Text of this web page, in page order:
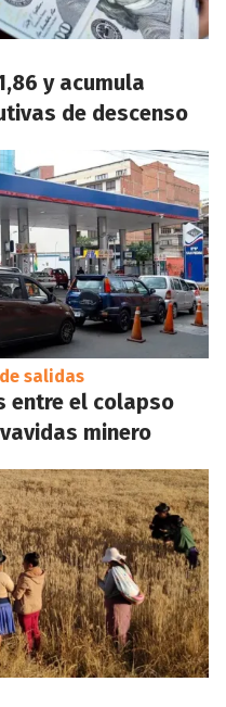
y acumula
de descenso
salidas
entre el colapso
minero